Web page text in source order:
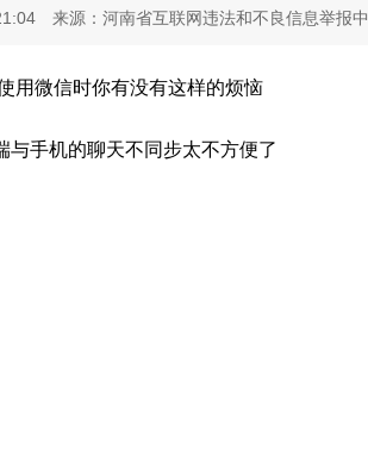
来源：河南省互联网违法和不良信息举报
用微信时你有没有这样的烦恼
与手机的聊天不同步太不方便了